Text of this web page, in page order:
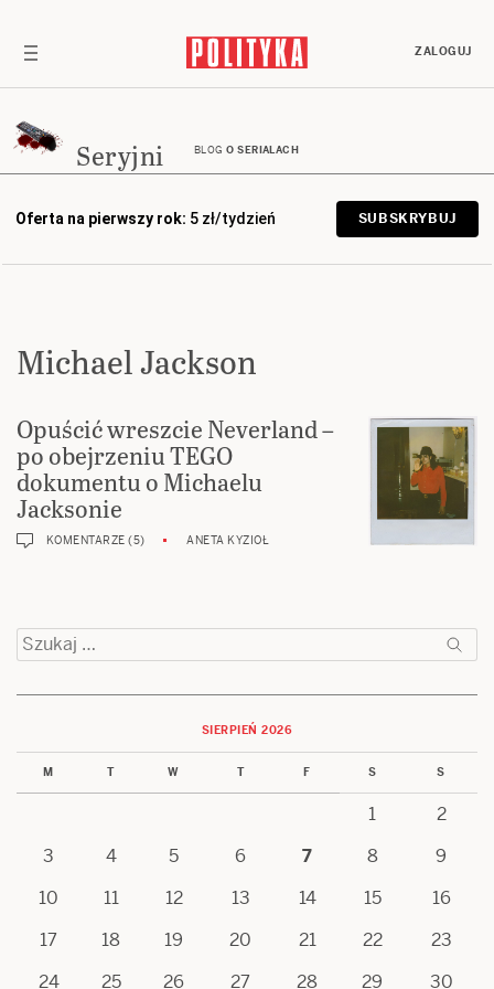
ZALOGUJ
Seryjni BLOG O SERIALACH
Oferta na pierwszy rok: 5 zł/tydzień SUBSKRYBUJ
Michael Jackson
Opuścić wreszcie Neverland –
po obejrzeniu TEGO
dokumentu o Michaelu
Jacksonie
KOMENTARZE (5) ANETA KYZIOŁ
Szukaj:
SIERPIEŃ 2026
M T W T F S S
1
2
3
4 5 6 7 8
9
10
11 12 13 14 15
16
17
18 19 20 21 22
23
24
25 26 27 28 29 30